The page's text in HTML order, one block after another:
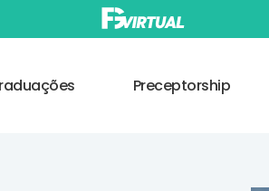
Preceptorship